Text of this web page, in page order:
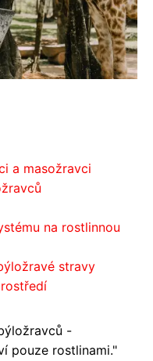
a masožravci
na rostlinnou
stravy
-
pouze rostlinami."